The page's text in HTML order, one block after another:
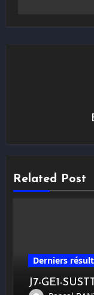
Related Post
Derniers
J7-GE1-